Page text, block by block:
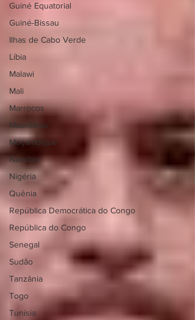
Guiné Equatorial
Guiné-Bissau
Ilhas de Cabo Verde
Líbia
Malawi
Mali
Marrocos
Mauritânia
Moçambique
Namíbia
Nigéria
Quênia
República Democrática do Congo
República do Congo
Senegal
Sudão
Tanzânia
Togo
Tunísia